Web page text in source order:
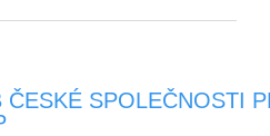
ČESKÉ SPOLEČNOSTI